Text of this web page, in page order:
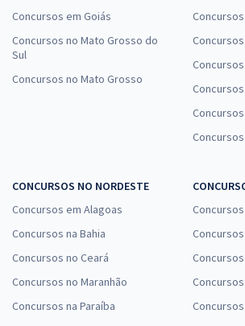
Concursos em Goiás
Concursos no Mato Grosso do
Sul
Concursos no Mato Grosso
CONCURSOS NO NORDESTE
Concursos em Alagoas
Concursos na Bahia
Concursos no Ceará
Concursos no Maranhão
Concursos na Paraíba